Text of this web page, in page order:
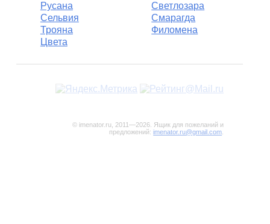
Русана
Светлозара
Сельвия
Смарагда
Трояна
Филомена
Цвета
© imenator.ru, 2011—2026. Ящик для пожеланий и
предложений:imenator.ru@gmail.com